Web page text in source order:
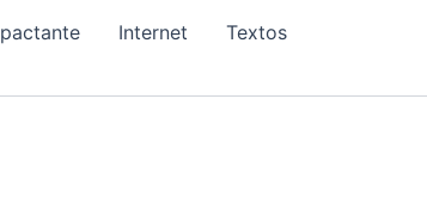
Internet
Textos